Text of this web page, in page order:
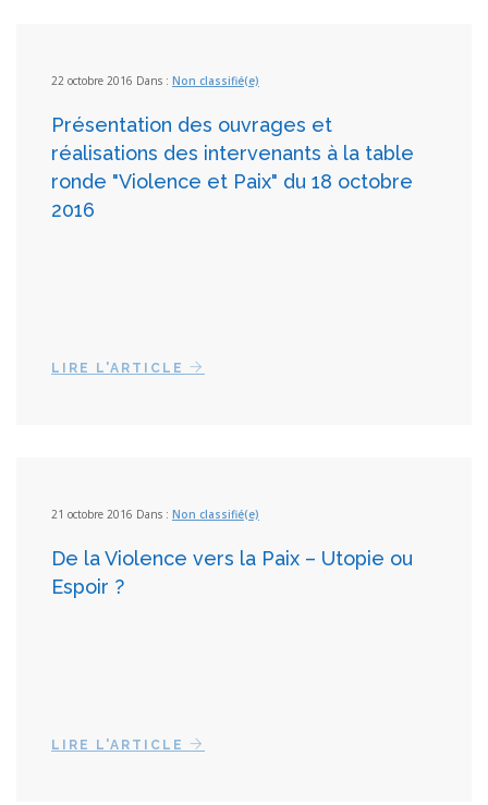
22 octobre 2016 Dans : Non classifié(e)
Présentation des ouvrages et
réalisations des intervenants à la table
ronde "Violence et Paix" du 18 octobre
2016
LIRE L'ARTICLE
21 octobre 2016 Dans : Non classifié(e)
De la Violence vers la Paix – Utopie ou
Espoir ?
LIRE L'ARTICLE